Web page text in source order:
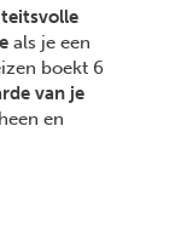
als je een
boekt 6
van je
en